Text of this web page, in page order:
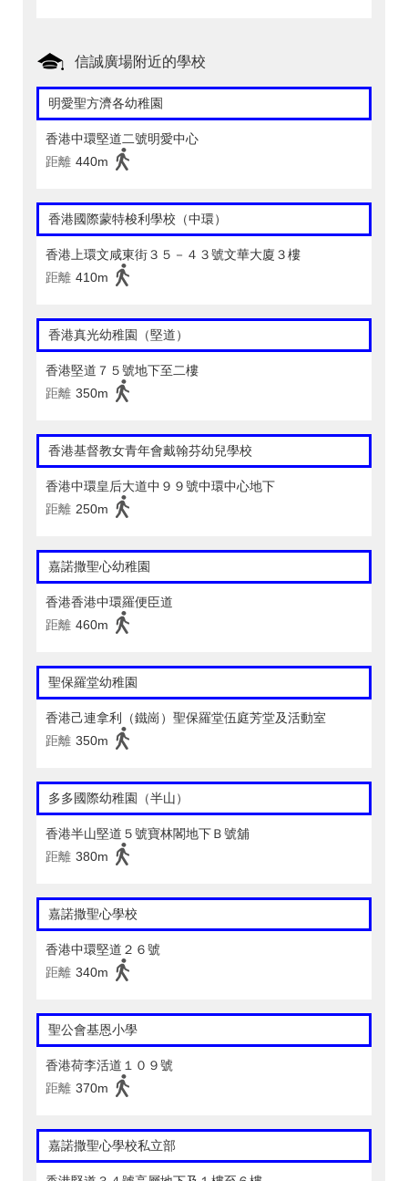
信誠廣場附近的學校
明愛聖方濟各幼稚園
香港中環堅道二號明愛中心
距離 440m
香港國際蒙特梭利學校（中環）
香港上環文咸東街３５－４３號文華大廈３樓
距離 410m
香港真光幼稚園（堅道）
香港堅道７５號地下至二樓
距離 350m
香港基督教女青年會戴翰芬幼兒學校
香港中環皇后大道中９９號中環中心地下
距離 250m
嘉諾撒聖心幼稚園
香港香港中環羅便臣道
距離 460m
聖保羅堂幼稚園
香港己連拿利（鐵崗）聖保羅堂伍庭芳堂及活動室
距離 350m
多多國際幼稚園（半山）
香港半山堅道５號寶林閣地下Ｂ號舖
距離 380m
嘉諾撒聖心學校
香港中環堅道２６號
距離 340m
聖公會基恩小學
香港荷李活道１０９號
距離 370m
嘉諾撒聖心學校私立部